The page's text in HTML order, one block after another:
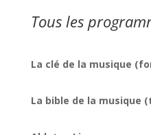
Tous les
La clé de la musique
La bible de la musique